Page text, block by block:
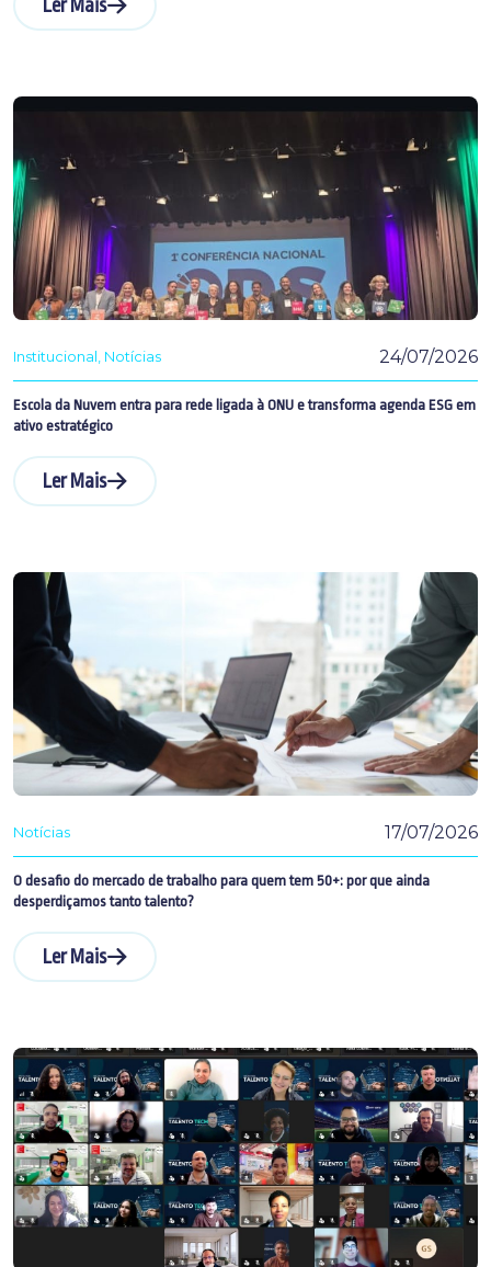
Ler Mais
Institucional Notícias 24/07/2026
Escola da Nuvem entra para rede ligada à ONU e transforma agenda ESG em
ativo estratégico
Ler Mais
Notícias 17/07/2026
O desafio do mercado de trabalho para quem tem 50+: por que ainda
desperdiçamos tanto talento?
Ler Mais